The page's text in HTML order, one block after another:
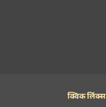
क्विक लिंक्स